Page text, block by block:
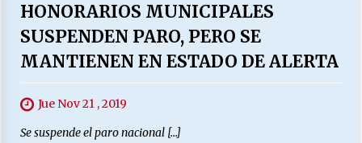
HONORARIOS MUNICIPALES
SUSPENDEN PARO, PERO SE
MANTIENEN EN ESTADO DE ALERTA
Jue Nov 21 , 2019
Se suspende el paro nacional […]